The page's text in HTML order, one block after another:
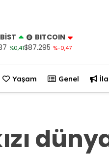
BİST
%0,41
BITCOIN
$87.295 %-0,47
Yaşam Genel